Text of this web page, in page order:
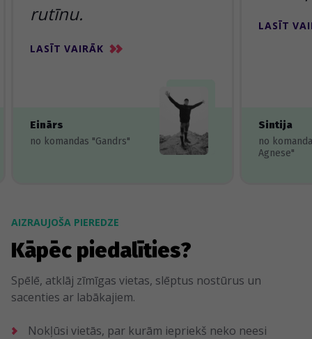
rutīnu.
LASĪT VAIRĀK
Einārs
no komandas "Gandrs"
LASĪT
Sintija
no
Agnese"
AIZRAUJOŠA PIEREDZE
Kāpēc piedalīties?
Spēlē, atklāj zīmīgas vietas, slēptus nostūrus un
sacenties ar labākajiem.
Nokļūsi vietās, par kurām iepriekš neko neesi